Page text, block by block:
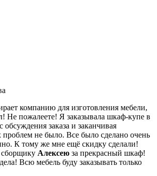
компанию для изготовления мебели,
Не пожалеете! Я заказывала шкаф-купе в
заказа и заканчивая
не было. Все было сделано очень
К тому же мне ещё скидку сделали!
Алексею за прекрасный шкаф!
Всю мебель буду заказывать только